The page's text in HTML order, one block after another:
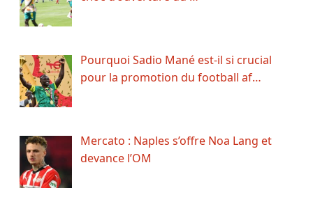
Pourquoi Sadio Mané est-il si crucial
pour la promotion du football af…
Mercato : Naples s’offre Noa Lang et
devance l’OM